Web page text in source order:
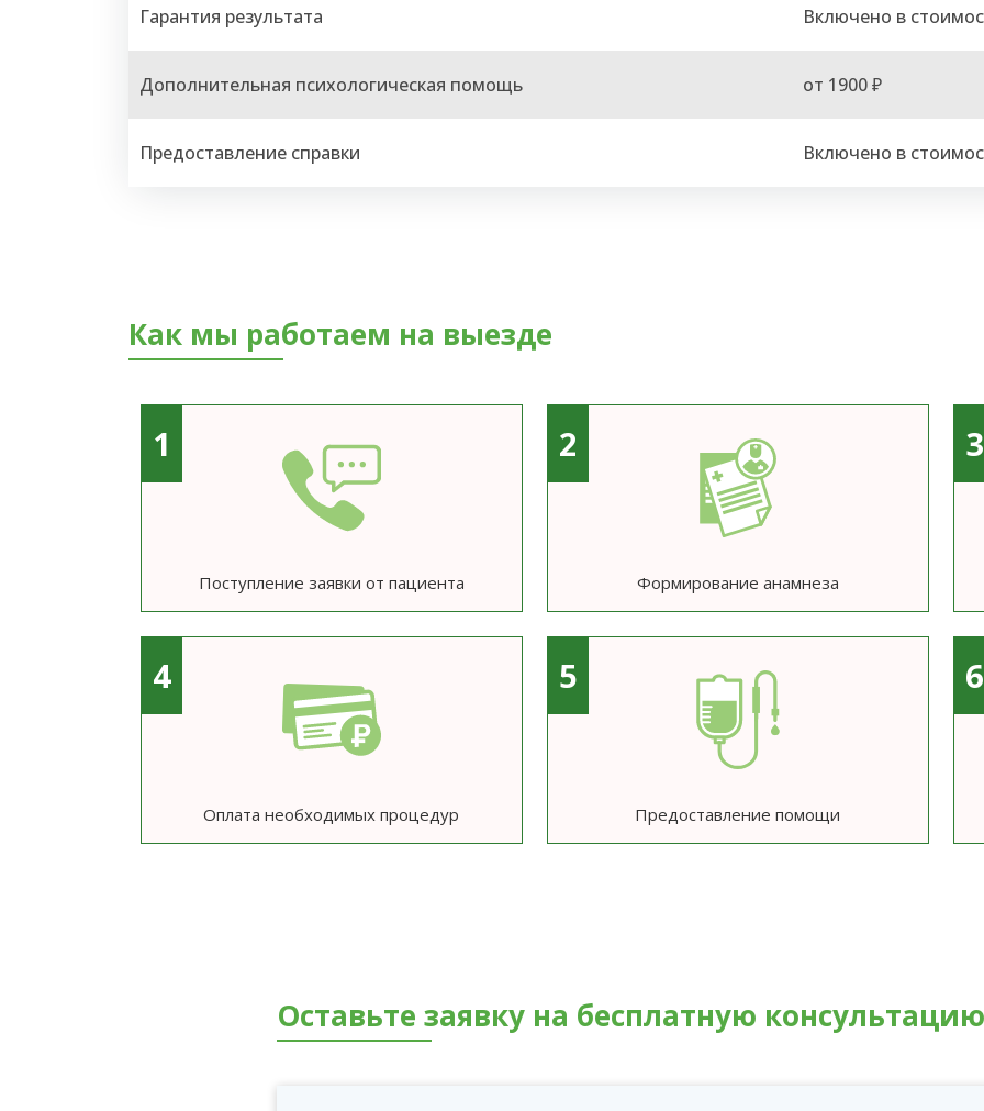
Гарантия результата Включено в
Дополнительная психологическая помощь от 1900 ₽
Предоставление справки Включено в
Как мы работаем на выезде
1
Поступление заявки от пациента
2
Формирование анамнеза
3
4
Оплата необходимых процедур
5
Предоставление помощи
6
Оставьте заявку на бесплатную консультацию